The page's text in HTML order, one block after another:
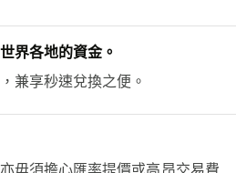
界各地的資金。
兼享秒速兌換之便。